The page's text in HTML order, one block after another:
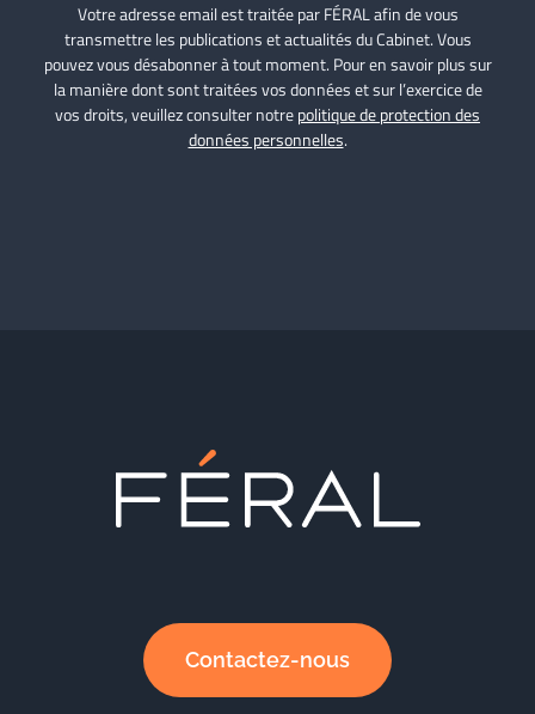
Votre adresse email est traitée par FÉRAL afin de vous
transmettre les publications et actualités du Cabinet. Vous
pouvez vous désabonner à tout moment. Pour en savoir plus sur
la manière dont sont traitées vos données et sur l’exercice de
vos droits, veuillez consulter notrepolitique de protection des
données personnelles.
Contactez-nous